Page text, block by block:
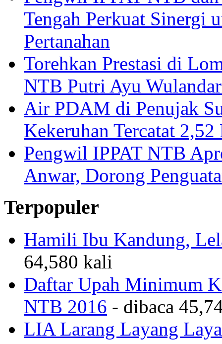
Tengah Perkuat Sinergi
Pertanahan
Torehkan Prestasi di
NTB Putri Ayu
Air PDAM di Penujak
Kekeruhan Tercatat
Pengwil IPPAT NTB
Anwar, Dorong
Terpopuler
Hamili Ibu Kandung,
64,580 kali
Daftar Upah Minimum
NTB 2016 - dibaca
LIA Larang Layang